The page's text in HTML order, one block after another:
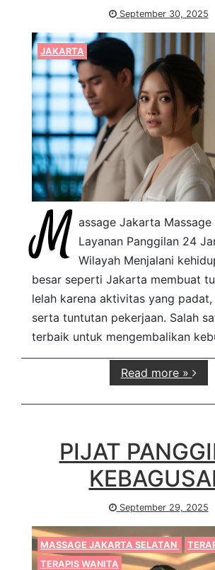
September 30, 2025
JAKARTA
M assage Jakarta
Layanan Panggilan 24
Wilayah Menjalani
besar seperti Jakarta membuat
lelah karena aktivitas yang padat,
serta tuntutan pekerjaan. Salah
terbaik untuk mengembalikan
Read more »
PIJAT
September 29, 2025
MASSAGE JAKARTA SELATAN
TERAPIS WANITA